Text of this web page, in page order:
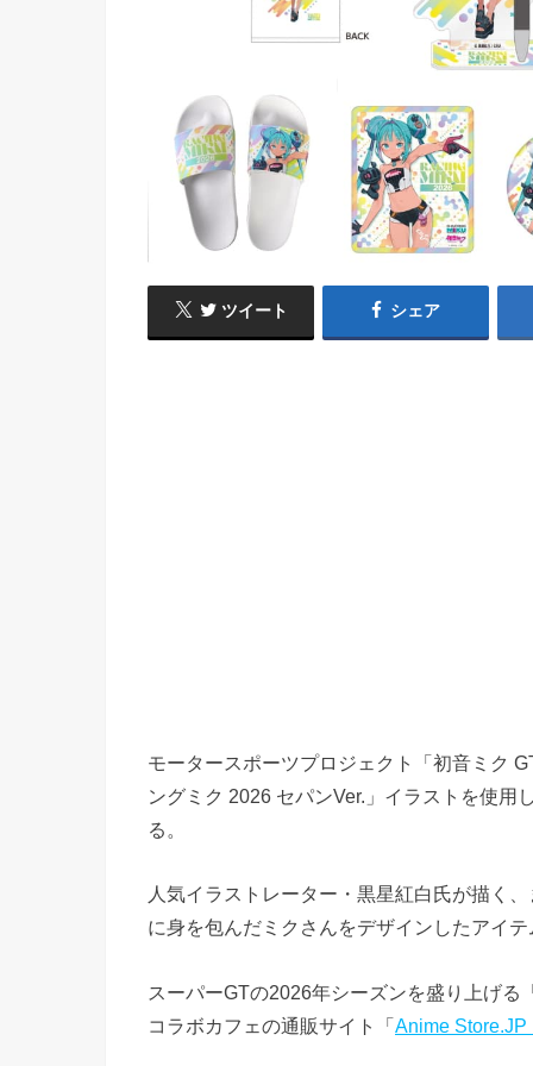
ツイート シェア
モータースポーツプロジェクト「初音ミク
ングミク 2026 セパンVer.」イラストを使
る。
人気イラストレーター・黒星紅白氏が描く
に身を包んだミクさんをデザインしたアイ
スーパーGTの2026年シーズンを盛り上げ
コラボカフェの通販サイト「Anime Store.JP